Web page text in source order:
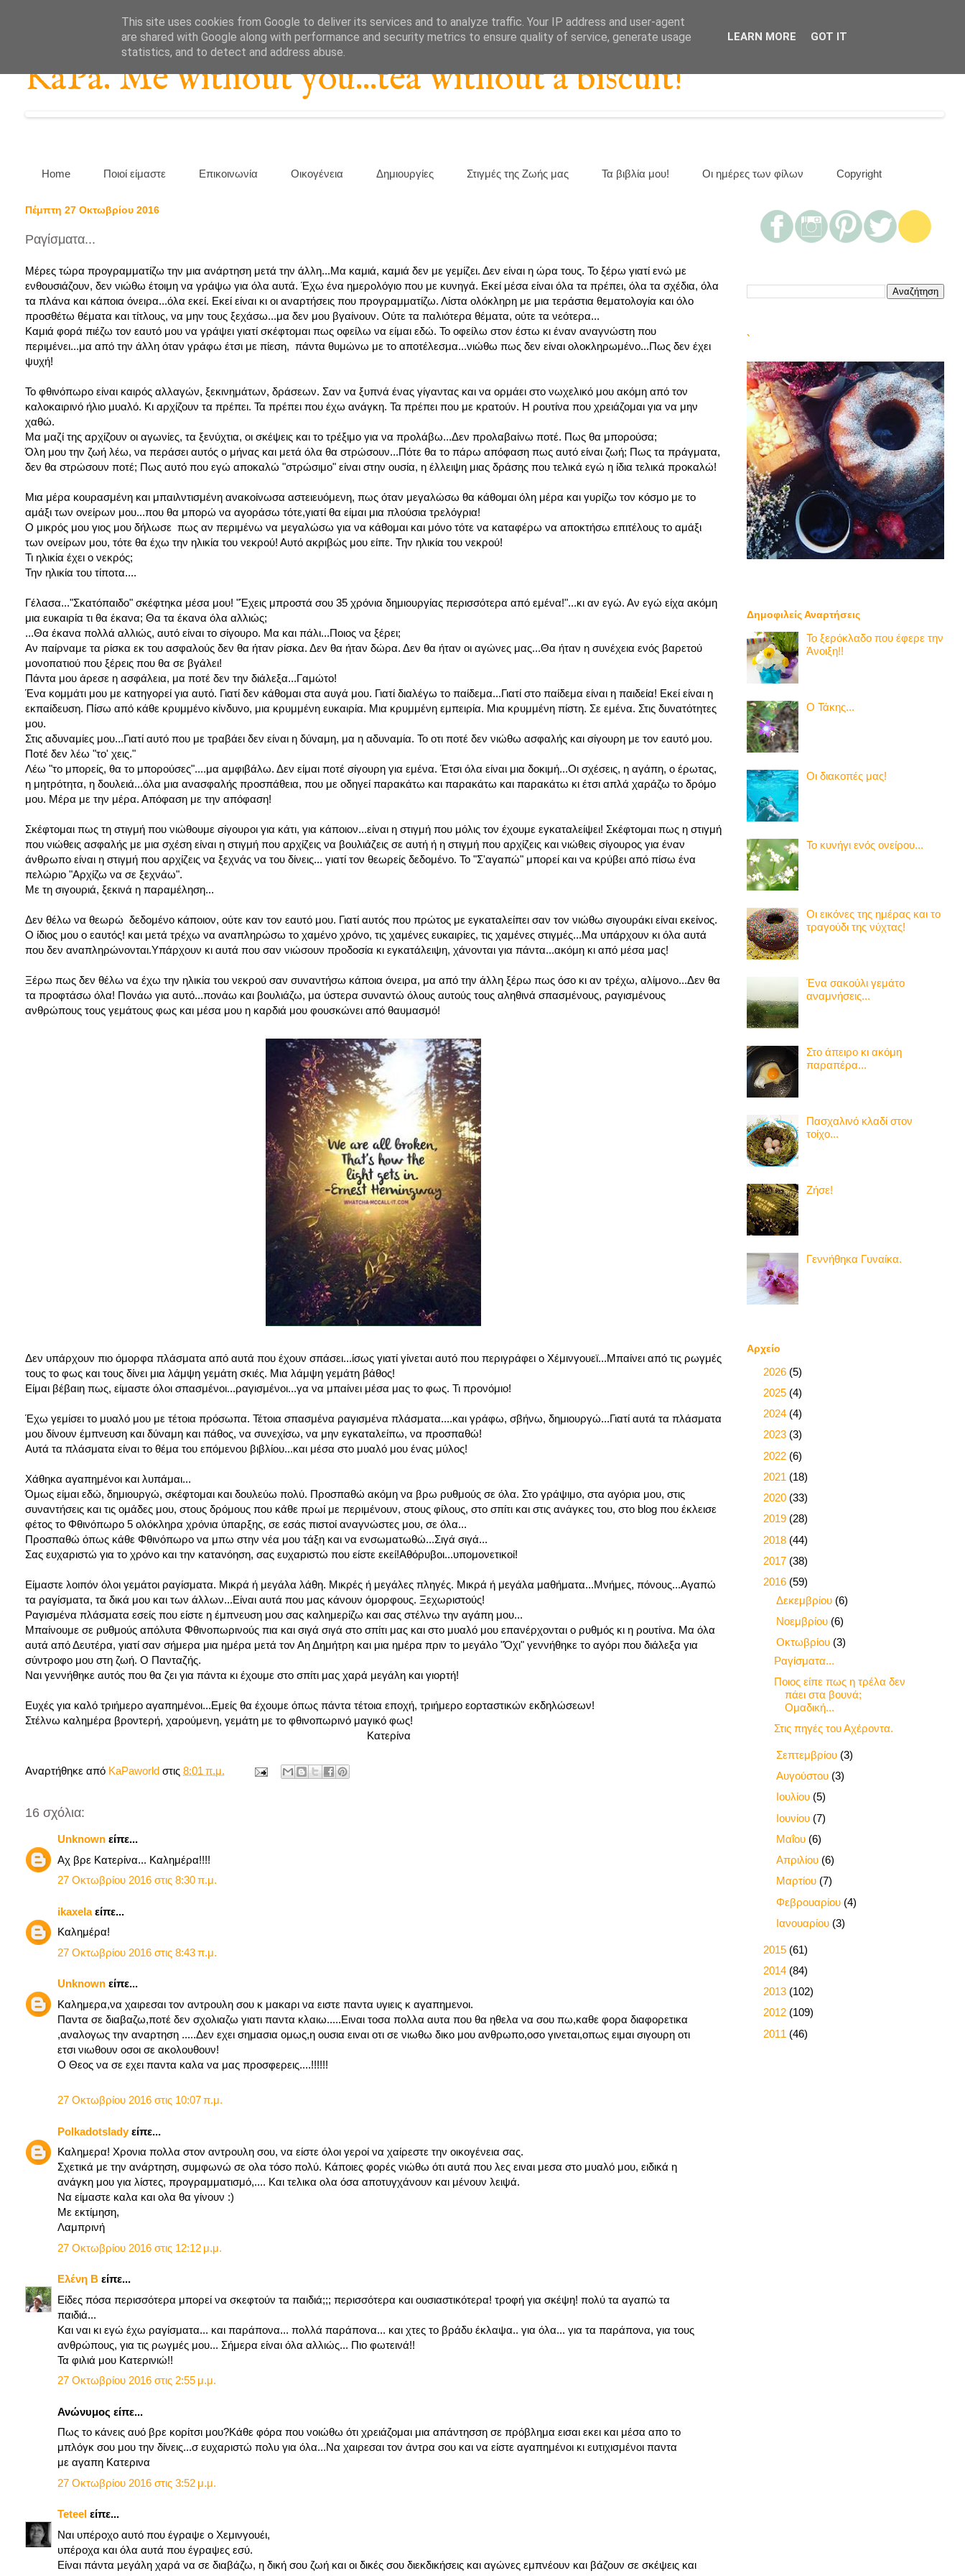
KaPa. Me without you...tea without a biscuit!
Home Ποιοί είμαστε Επικοινωνία Οικογένεια Δημιουργίες Στιγμές της Ζωής μας Τα βιβλία μου! Οι ημέρες των φίλων Copyright
Πέμπτη 27 Οκτωβρίου 2016
Ραγίσματα...
Μέρες τώρα προγραμματίζω την μια ανάρτηση μετά την άλλη...Μα καμιά, καμιά δεν με γεμίζει. Δεν είναι η ώρα τους. Το ξέρω γιατί ενώ με
ενθουσιάζουν, δεν νιώθω έτοιμη να γράψω για όλα αυτά. Έχω ένα ημερολόγιο που με κυνηγά. Εκεί μέσα είναι όλα τα πρέπει, όλα τα σχέδια, όλα
τα πλάνα και κάποια όνειρα...όλα εκεί. Εκεί είναι κι οι αναρτήσεις που προγραμματίζω. Λίστα ολόκληρη με μια τεράστια θεματολογία και όλο
προσθέτω θέματα και τίτλους, να μην τους ξεχάσω...μα δεν μου βγαίνουν. Ούτε τα παλιότερα θέματα, ούτε τα νεότερα...
Καμιά φορά πιέζω τον εαυτό μου να γράψει γιατί σκέφτομαι πως οφείλω να είμαι εδώ. Το οφείλω στον έστω κι έναν αναγνώστη που
περιμένει...μα από την άλλη όταν γράφω έτσι με πίεση, πάντα θυμώνω με το αποτέλεσμα...νιώθω πως δεν είναι ολοκληρωμένο...Πως δεν έχει
ψυχή!
Το φθινόπωρο είναι καιρός αλλαγών, ξεκινημάτων, δράσεων. Σαν να ξυπνά ένας γίγαντας και να ορμάει στο νωχελικό μου ακόμη από τον
καλοκαιρινό ήλιο μυαλό. Κι αρχίζουν τα πρέπει. Τα πρέπει που έχω ανάγκη. Τα πρέπει που με κρατούν. Η ρουτίνα που χρειάζομαι για να μην
χαθώ.
Μα μαζί της αρχίζουν οι αγωνίες, τα ξενύχτια, οι σκέψεις και το τρέξιμο για να προλάβω...Δεν προλαβαίνω ποτέ. Πως θα μπορούσα;
Όλη μου την ζωή λέω, να περάσει αυτός ο μήνας και μετά όλα θα στρώσουν...Πότε θα το πάρω απόφαση πως αυτό είναι ζωή; Πως τα πράγματα,
δεν θα στρώσουν ποτέ; Πως αυτό που εγώ αποκαλώ "στρώσιμο" είναι στην ουσία, η έλλειψη μιας δράσης που τελικά εγώ η ίδια τελικά προκαλώ!
Μια μέρα κουρασμένη και μπαιλντισμένη ανακοίνωσα αστειευόμενη, πως όταν μεγαλώσω θα κάθομαι όλη μέρα και γυρίζω τον κόσμο με το
αμάξι των ονείρων μου...που θα μπορώ να αγοράσω τότε,γιατί θα είμαι μια πλούσια τρελόγρια!
Ο μικρός μου γιος μου δήλωσε πως αν περιμένω να μεγαλώσω για να κάθομαι και μόνο τότε να καταφέρω να αποκτήσω επιτέλους το αμάξι
των ονείρων μου, τότε θα έχω την ηλικία του νεκρού! Αυτό ακριβώς μου είπε. Την ηλικία του νεκρού!
Τι ηλικία έχει ο νεκρός;
Την ηλικία του τίποτα....
Γέλασα..."Σκατόπαιδο" σκέφτηκα μέσα μου! "Έχεις μπροστά σου 35 χρόνια δημιουργίας περισσότερα από εμένα!"...κι αν εγώ. Αν εγώ είχα ακόμη
μια ευκαιρία τι θα έκανα; Θα τα έκανα όλα αλλιώς;
...Θα έκανα πολλά αλλιώς, αυτό είναι το σίγουρο. Μα και πάλι...Ποιος να ξέρει;
Αν παίρναμε τα ρίσκα εκ του ασφαλούς δεν θα ήταν ρίσκα. Δεν θα ήταν δώρα. Δεν θα ήταν οι αγώνες μας...Θα ήταν η συνέχεια ενός βαρετού
μονοπατιού που ξέρεις που θα σε βγάλει!
Πάντα μου άρεσε η ασφάλεια, μα ποτέ δεν την διάλεξα...Γαμώτο!
Ένα κομμάτι μου με κατηγορεί για αυτό. Γιατί δεν κάθομαι στα αυγά μου. Γιατί διαλέγω το παίδεμα...Γιατί στο παίδεμα είναι η παιδεία! Εκεί είναι η
εκπαίδευση. Πίσω από κάθε κρυμμένο κίνδυνο, μια κρυμμένη ευκαιρία. Μια κρυμμένη εμπειρία. Μια κρυμμένη πίστη. Σε εμένα. Στις δυνατότητες
μου.
Στις αδυναμίες μου...Γιατί αυτό που με τραβάει δεν είναι η δύναμη, μα η αδυναμία. Το οτι ποτέ δεν νιώθω ασφαλής και σίγουρη με τον εαυτό μου.
Ποτέ δεν λέω "το' χεις."
Λέω "το μπορείς, θα το μπορούσες"....μα αμφιβάλω. Δεν είμαι ποτέ σίγουρη για εμένα. Έτσι όλα είναι μια δοκιμή...Οι σχέσεις, η αγάπη, ο έρωτας,
η μητρότητα, η δουλειά...όλα μια ανασφαλής προσπάθεια, που με οδηγεί παρακάτω και παρακάτω και παρακάτω κι έτσι απλά χαράζω το δρόμο
μου. Μέρα με την μέρα. Απόφαση με την απόφαση!
Σκέφτομαι πως τη στιγμή που νιώθουμε σίγουροι για κάτι, για κάποιον...είναι η στιγμή που μόλις τον έχουμε εγκαταλείψει! Σκέφτομαι πως η στιγμή
που νιώθεις ασφαλής με μια σχέση είναι η στιγμή που αρχίζεις να βουλιάζεις σε αυτή ή η στιγμή που αρχίζεις και νιώθεις σίγουρος για έναν
άνθρωπο είναι η στιγμή που αρχίζεις να ξεχνάς να του δίνεις... γιατί τον θεωρείς δεδομένο. Το "Σ'αγαπώ" μπορεί και να κρύβει από πίσω ένα
πελώριο "Αρχίζω να σε ξεχνάω".
Με τη σιγουριά, ξεκινά η παραμέληση...
Δεν θέλω να θεωρώ δεδομένο κάποιον, ούτε καν τον εαυτό μου. Γιατί αυτός που πρώτος με εγκαταλείπει σαν τον νιώθω σιγουράκι είναι εκείνος.
Ο ίδιος μου ο εαυτός! και μετά τρέχω να αναπληρώσω το χαμένο χρόνο, τις χαμένες ευκαιρίες, τις χαμένες στιγμές...Μα υπάρχουν κι όλα αυτά
που δεν αναπληρώνονται.Υπάρχουν κι αυτά που σαν νιώσουν προδοσία κι εγκατάλειψη, χάνονται για πάντα...ακόμη κι από μέσα μας!
Ξέρω πως δεν θέλω να έχω την ηλικία του νεκρού σαν συναντήσω κάποια όνειρα, μα από την άλλη ξέρω πως όσο κι αν τρέχω, αλίμονο...Δεν θα
τα προφτάσω όλα! Πονάω για αυτό...πονάω και βουλιάζω, μα ύστερα συναντώ όλους αυτούς τους αληθινά σπασμένους, ραγισμένους
ανθρώπους τους γεμάτους φως και μέσα μου η καρδιά μου φουσκώνει από θαυμασμό!
Δεν υπάρχουν πιο όμορφα πλάσματα από αυτά που έχουν σπάσει...ίσως γιατί γίνεται αυτό που περιγράφει ο Χέμινγουεϊ...Μπαίνει από τις ρωγμές
τους το φως και τους δίνει μια λάμψη γεμάτη σκιές. Μια λάμψη γεμάτη βάθος!
Είμαι βέβαιη πως, είμαστε όλοι σπασμένοι...ραγισμένοι...γα να μπαίνει μέσα μας το φως. Τι προνόμιο!
Έχω γεμίσει το μυαλό μου με τέτοια πρόσωπα. Τέτοια σπασμένα ραγισμένα πλάσματα....και γράφω, σβήνω, δημιουργώ...Γιατί αυτά τα πλάσματα
μου δίνουν έμπνευση και δύναμη και πάθος, να συνεχίσω, να μην εγκαταλείπω, να προσπαθώ!
Αυτά τα πλάσματα είναι το θέμα του επόμενου βιβλίου...και μέσα στο μυαλό μου ένας μύλος!
Χάθηκα αγαπημένοι και λυπάμαι...
Όμως είμαι εδώ, δημιουργώ, σκέφτομαι και δουλεύω πολύ. Προσπαθώ ακόμη να βρω ρυθμούς σε όλα. Στο γράψιμο, στα αγόρια μου, στις
συναντήσεις και τις ομάδες μου, στους δρόμους που κάθε πρωί με περιμένουν, στους φίλους, στο σπίτι και στις ανάγκες του, στο blog που έκλεισε
φέτος το Φθινόπωρο 5 ολόκληρα χρόνια ύπαρξης, σε εσάς πιστοί αναγνώστες μου, σε όλα...
Προσπαθώ όπως κάθε Φθινόπωρο να μπω στην νέα μου τάξη και να ενσωματωθώ...Σιγά σιγά...
Σας ευχαριστώ για το χρόνο και την κατανόηση, σας ευχαριστώ που είστε εκεί!Αθόρυβοι...υπομονετικοί!
Είμαστε λοιπόν όλοι γεμάτοι ραγίσματα. Μικρά ή μεγάλα λάθη. Μικρές ή μεγάλες πληγές. Μικρά ή μεγάλα μαθήματα...Μνήμες, πόνους...Αγαπώ
τα ραγίσματα, τα δικά μου και των άλλων...Είναι αυτά που μας κάνουν όμορφους. Ξεχωριστούς!
Ραγισμένα πλάσματα εσείς που είστε η έμπνευση μου σας καλημερίζω και σας στέλνω την αγάπη μου...
Μπαίνουμε σε ρυθμούς απόλυτα Φθινοπωρινούς πια και σιγά σιγά στο σπίτι μας και στο μυαλό μου επανέρχονται ο ρυθμός κι η ρουτίνα. Μα όλα
αυτά από Δευτέρα, γιατί σαν σήμερα μια ημέρα μετά τον Αη Δημήτρη και μια ημέρα πριν το μεγάλο "Όχι" γεννήθηκε το αγόρι που διάλεξα για
σύντροφο μου στη ζωή. Ο Πανταζής.
Ναι γεννήθηκε αυτός που θα ζει για πάντα κι έχουμε στο σπίτι μας χαρά μεγάλη και γιορτή!
Ευχές για καλό τριήμερο αγαπημένοι...Εμείς θα έχουμε όπως πάντα τέτοια εποχή, τριήμερο εορταστικών εκδηλώσεων!
Στέλνω καλημέρα βροντερή, χαρούμενη, γεμάτη με το φθινοπωρινό μαγικό φως!
Κατερίνα
Αναρτήθηκε από KaPaworld στις 8:01 π.μ.
16 σχόλια:
Unknown είπε...
Αχ βρε Κατερίνα... Καλημέρα!!!!
27 Οκτωβρίου 2016 στις 8:30 π.μ.
ikaxelaείπε...
Καλημέρα!
27 Οκτωβρίου 2016 στις 8:43 π.μ.
Unknown είπε...
Καλημερα,να χαιρεσαι τον αντρουλη σου κ μακαρι να ειστε παντα υγιεις κ αγαπημενοι.
Παντα σε διαβαζω,ποτέ δεν σχολιαζω γιατι παντα κλαιω.....Ειναι τοσα πολλα αυτα που θα ηθελα να σου πω,καθε φορα διαφορετικα
,αναλογως την αναρτηση .....Δεν εχει σημασια ομως,η ουσια ειναι οτι σε νιωθω δικο μου ανθρωπο,οσο γινεται,οπως ειμαι σιγουρη οτι
ετσι νιωθουν οσοι σε ακολουθουν!
Ο Θεος να σε εχει παντα καλα να μας προσφερεις....!!!!!!
27 Οκτωβρίου 2016 στις 10:07 π.μ.
Polkadotsladyείπε...
Καλημερα! Χρονια πολλα στον αντρουλη σου, να είστε όλοι γεροί να χαίρεστε την οικογένεια σας.
Σχετικά με την ανάρτηση, συμφωνώ σε ολα τόσο πολύ. Κάποιες φορές νιώθω ότι αυτά που λες ειναι μεσα στο μυαλό μου, ειδικά η
ανάγκη μου για λίστες, προγραμματισμό,.... Και τελικα ολα όσα αποτυγχάνουν και μένουν λειψά.
Να είμαστε καλα και ολα θα γίνουν :)
Με εκτίμηση,
Λαμπρινή
27 Οκτωβρίου 2016 στις 12:12 μ.μ.
Ελένη B είπε...
Είδες πόσα περισσότερα μπορεί να σκεφτούν τα παιδιά;;; περισσότερα και ουσιαστικότερα! τροφή για σκέψη! πολύ τα αγαπώ τα
παιδιά...
Και ναι κι εγώ έχω ραγίσματα... και παράπονα... πολλά παράπονα... και χτες το βράδυ έκλαψα.. για όλα... για τα παράπονα, για τους
ανθρώπους, για τις ρωγμές μου... Σήμερα είναι όλα αλλιώς... Πιο φωτεινά!!
Τα φιλιά μου Κατερινιώ!!
27 Οκτωβρίου 2016 στις 2:55 μ.μ.
Ανώνυμος είπε...
Πως το κάνεις αυό βρε κορίτσι μου?Κάθε φόρα που νοιώθω ότι χρειάζομαι μια απάντησση σε πρόβλημα εισαι εκει και μέσα απο το
μπλόγκ σου μου την δίνεις...σ ευχαριστώ πολυ για όλα...Να χαιρεσαι τον άντρα σου και να είστε αγαπημένοι κι ευτιχισμένοι παντα
με αγαπη Κατερινα
27 Οκτωβρίου 2016 στις 3:52 μ.μ.
Teteel είπε...
Ναι υπέροχο αυτό που έγραψε ο Χεμινγουέι,
υπέροχα και όλα αυτά που έγραψες εσύ.
Είναι πάντα μεγάλη χαρά να σε διαβάζω, η δική σου ζωή και οι δικές σου διεκδικήσεις και αγώνες εμπνέουν και βάζουν σε σκέψεις και
`
Δημοφιλείς Αναρτήσεις
Το ξερόκλαδο που έφερε την
Άνοιξη!!
Ο Τάκης...
Οι διακοπές μας!
Το κυνήγι ενός ονείρου...
Οι εικόνες της ημέρας και το
τραγούδι της νύχτας!
Ένα σακούλι γεμάτο
αναμνήσεις...
Στο άπειρο κι ακόμη
παραπέρα...
Πασχαλινό κλαδί στον
τοίχο...
Ζήσε!
Γεννήθηκα Γυναίκα.
Αρχείο
2026 (5)
2025 (4)
2024 (4)
2023 (3)
2022 (6)
2021 (18)
2020 (33)
2019 (28)
2018 (44)
2017 (38)
2016 (59)
Δεκεμβρίου (6)
Νοεμβρίου (6)
Οκτωβρίου (3)
Ραγίσματα...
Ποιος είπε πως η τρέλα δεν
πάει στα βουνά;
Ομαδική...
Στις πηγές του Αχέροντα.
Σεπτεμβρίου (3)
Αυγούστου (3)
Ιουλίου (5)
Ιουνίου (7)
Μαΐου (6)
Απριλίου (6)
Μαρτίου (7)
Φεβρουαρίου (4)
Ιανουαρίου (3)
2015 (61)
2014 (84)
2013 (102)
2012 (109)
2011 (46)
This site uses cookies from Google to deliver its services and to analyze traffic. Your IP address and user-agent
are shared with Google along with performance and security metrics to ensure quality of service, generate usage
statistics, and to detect and address abuse.
LEARN MORE GOT IT